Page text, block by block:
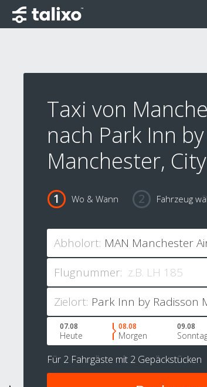
Taxi von
nach Park Inn
Manchester,
Wo & Wann Fahrzeug
Abholort:
Flugnummer:
Zielort:
07.08
Heute
08.08
Morgen
09.08
Für 2 Fahrgäste mit 2 Gepäckstücken